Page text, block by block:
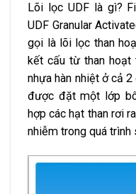
Lõi lọc UDF là gì?
UDF Granular
gọi là lõi lọc than
kết cấu từ than
nhựa hàn nhiệt ở cả
được đặt một lớp
hợp các hạt than rơi
nhiễm trong quá trình